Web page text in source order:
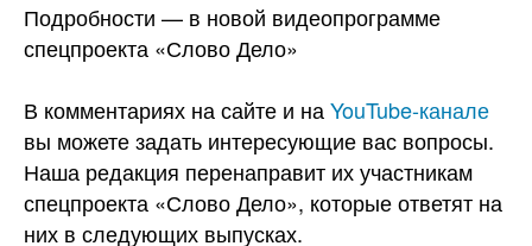
Подробности — в новой видеопрограмме
спецпроекта «Слово Дело»
В комментариях на сайте и наYouTube-канале
вы можете задать интересующие вас вопросы.
Наша редакция перенаправит их участникам
спецпроекта «Слово Дело», которые ответят на
них в следующих выпусках.